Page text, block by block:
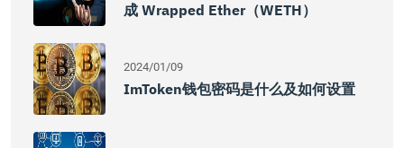
成 Wrapped Ether（WETH）
2024/01/09
ImToken钱包密码是什么及如何设置